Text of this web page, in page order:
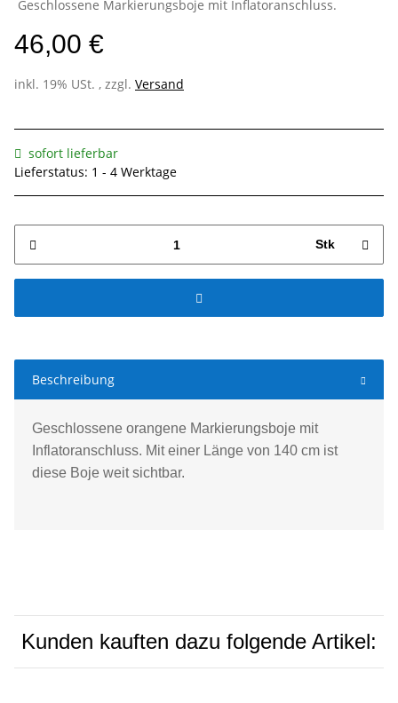
Geschlossene Markierungsboje mit Inflatoranschluss.
46,00 €
inkl. 19% USt. , zzgl. Versand
sofort lieferbar
Lieferstatus: 1 - 4 Werktage
Stk
Beschreibung
Geschlossene orangene Markierungsboje mit
Inflatoranschluss. Mit einer Länge von 140 cm ist
diese Boje weit sichtbar.
Kunden kauften dazu folgende Artikel: